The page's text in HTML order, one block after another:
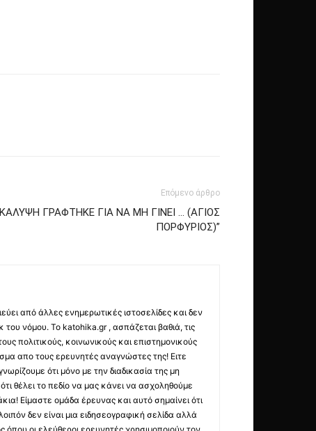
Επόμενο άρθρο
ΓΡΑΦΤΗΚΕ ΓΙΑ ΝΑ ΜΗ ΓΙΝΕΙ … (ΑΓΙΟΣ
ΠΟΡΦΥΡΙΟΣ)”
από άλλες ενημερωτικές ιστοσελίδες και δεν
του νόμου. Το katohika.gr , ασπάζεται βαθιά, τις
πολιτικούς, κοινωνικούς και επιστημονικούς
απο τους ερευνητές αναγνώστες της! Ειτε
ότι μόνο με την διαδικασία της μη
θέλει το πεδίο να μας κάνει να ασχοληθούμε
Είμαστε ομάδα έρευνας και αυτό σημαίνει ότι
δεν είναι μια ειδησεογραφική σελίδα αλλά